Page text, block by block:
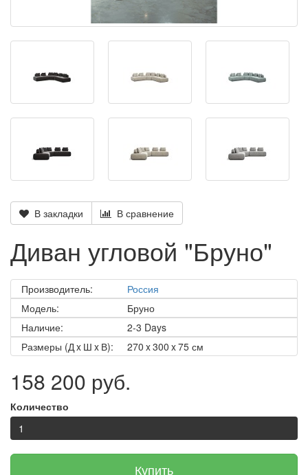
В закладки В сравнение
Диван угловой "Бруно"
Производитель:
Россия
Модель:
Бруно
Наличие:
2-3 Days
Размеры (Д x Ш x В):
270 x 300 x 75 см
158 200 руб.
Количество
Купить